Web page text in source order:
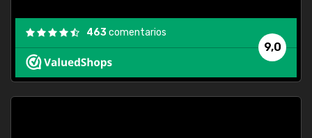
9,0
463comentarios